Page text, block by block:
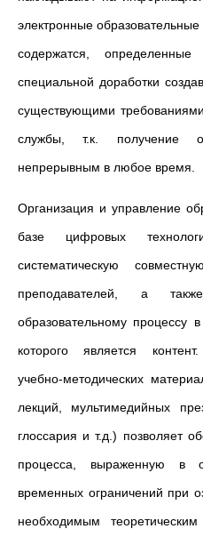
электронные
содержатся,
специальной доработки
существующими
службы, т.к. получение
непрерывным в любое время.
Организация и управление
базе цифровых
систематическую
преподавателей, а
образовательному процессу
которого является
учебно-методических
лекций, мультимедийных
глоссария и т.д.) позволяет
процесса, выраженную в
временных ограничений при
необходимым